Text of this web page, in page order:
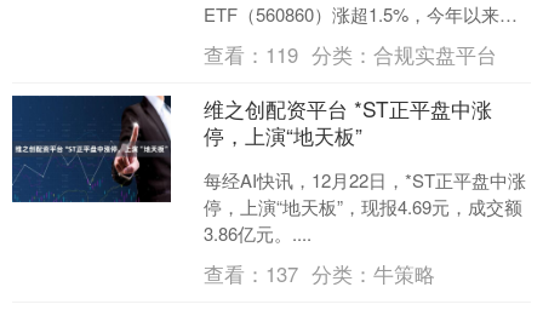
ETF（560860）涨超1.5%，今年以来涨
超90%，指数成分股白银有色涨停，中钨
高....
查看： 119 分类：合规实盘平台
维之创配资平台 *ST正平盘中涨
停，上演“地天板”
每经AI快讯，12月22日，*ST正平盘中涨
停，上演“地天板”，现报4.69元，成交额
3.86亿元。....
查看： 137 分类：牛策略